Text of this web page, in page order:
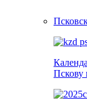
Пскову